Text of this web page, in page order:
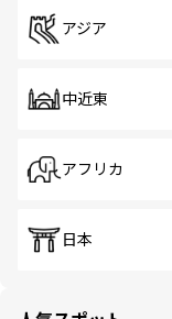
アジア
中近東
アフリカ
日本